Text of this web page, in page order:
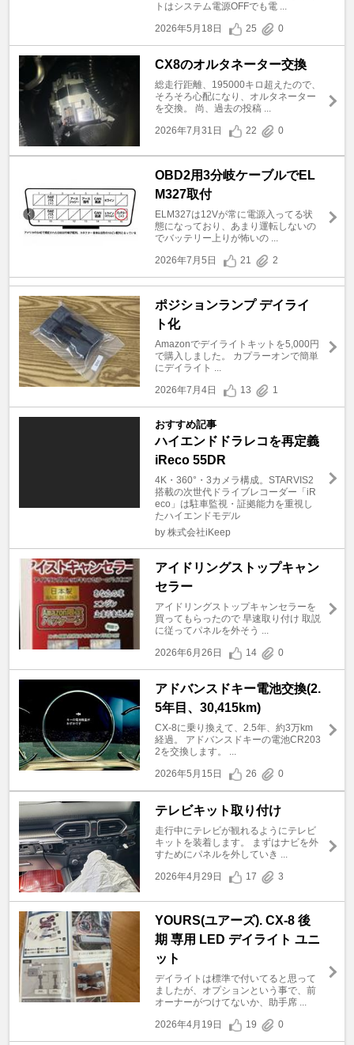
トはシステム電源OFFでも電 ...
2026年5月18日
25 0
CX8のオルタネーター交換
総走行距離、195000キロ超えたので、
そろそろ心配になり、オルタネーター
を交換。 尚、過去の投稿 ...
2026年7月31日
22 0
OBD2用3分岐ケーブルでEL
M327取付
ELM327は12Vが常に電源入ってる状
態になっており、あまり運転しないの
でバッテリー上りが怖いの ...
2026年7月5日
21 2
ポジションランプ デイライ
ト化
Amazonでデイライトキットを5,000円
で購入しました。 カプラーオンで簡単
にデイライト ...
2026年7月4日
13 1
おすすめ記事
ハイエンドドラレコを再定義
iReco 55DR
4K・360°・3カメラ構成。STARVIS2
搭載の次世代ドライブレコーダー「iR
eco」は駐車監視・証拠能力を重視し
たハイエンドモデル
by 株式会社iKeep
アイドリングストップキャン
セラー
アイドリングストップキャンセラーを
買ってもらったので 早速取り付け 取説
に従ってパネルを外そう ...
2026年6月26日
14 0
アドバンスドキー電池交換(2.
5年目、30,415km)
CX-8に乗り換えて、2.5年、約3万km
経過。 アドバンスドキーの電池CR203
2を交換します。 ...
2026年5月15日
26 0
テレビキット取り付け
走行中にテレビが観れるようにテレビ
キットを装着します。 まずはナビを外
すためにパネルを外していき ...
2026年4月29日
17 3
YOURS(ユアーズ). CX-8 後
期 専用 LED デイライト ユニ
ット
デイライトは標準で付いてると思って
ましたが、オプションという事で、前
オーナーがつけてないか、助手席 ...
2026年4月19日
19 0